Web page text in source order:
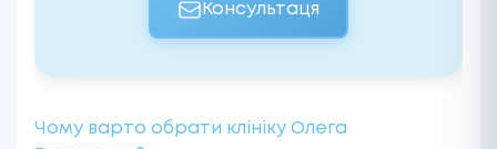
Консультаця
Чому варто обрати клініку Олега